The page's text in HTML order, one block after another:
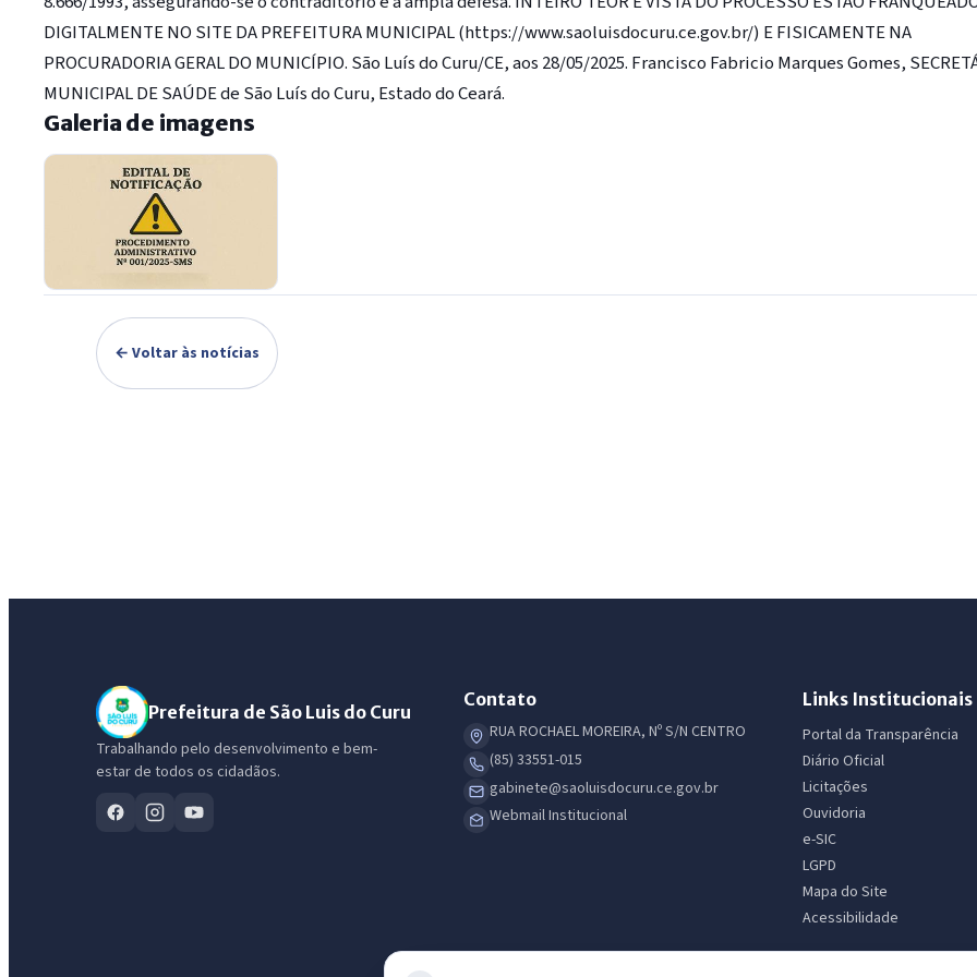
DIGITALMENTE NO SITE DA PREFEITURA MUNICIPAL (https://www.saoluisdocuru.ce.gov.br/) E FISICAMENTE NA
PROCURADORIA GERAL DO MUNICÍPIO. São Luís do Curu/CE, aos 28/05/2025. Francisco Fabricio Marques Gomes,
MUNICIPAL DE SAÚDE de São Luís do Curu, Estado do Ceará.
Galeria de imagens
← Voltar às notícias
Prefeitura de São Luis do Curu
Trabalhando pelo desenvolvimento e bem-
estar de todos os cidadãos.
Contato
RUA ROCHAEL MOREIRA, Nº S/N CENTRO
(85) 33551-015
gabinete@saoluisdocuru.ce.gov.br
Webmail Institucional
Links Institucionais
Portal da Transparência
Diário Oficial
Licitações
Ouvidoria
e-SIC
LGPD
Mapa do Site
Acessibilidade